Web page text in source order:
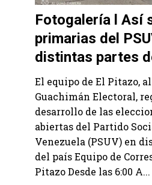
Fotogalería l Así
primarias del
distintas partes
El equipo de El Pitazo,
Guachimán Electoral,
desarrollo de las
abiertas del Partido
Venezuela (PSUV) en
del país Equipo de
Pitazo Desde las 6:00 A...